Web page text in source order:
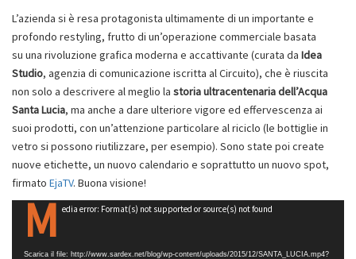
L’azienda si è resa protagonista ultimamente di un importante e
profondo restyling, frutto di un’operazione commerciale basata
su una rivoluzione grafica moderna e accattivante (curata da Idea
Studio, agenzia di comunicazione iscritta al Circuito), che è riuscita
non solo a descrivere al meglio la storia ultracentenaria dell’Acqua
Santa Lucia, ma anche a dare ulteriore vigore ed effervescenza ai
suoi prodotti, con un’attenzione particolare al riciclo (le bottiglie in
vetro si possono riutilizzare, per esempio). Sono state poi create
nuove etichette, un nuovo calendario e soprattutto un nuovo spot,
firmato EjaTV. Buona visione!
Video
Player
M edia error: Format(s) not supported or source(s) not found
Scarica il file: http://www.sardex.net/blog/wp-content/uploads/2015/12/SANTA_LUCIA.mp4?